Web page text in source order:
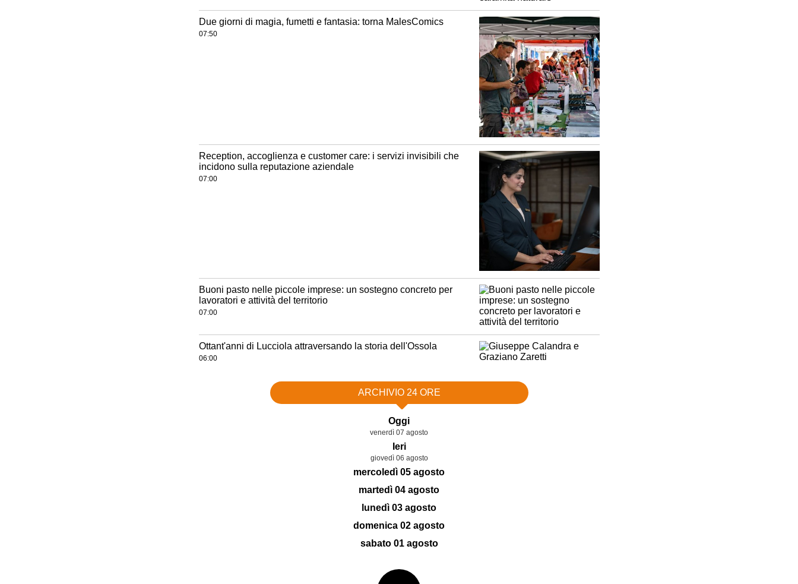
Due giorni di magia, fumetti e fantasia: torna MalesComics
07:50
Reception, accoglienza e customer care: i servizi invisibili che
incidono sulla reputazione aziendale
07:00
Buoni pasto nelle piccole imprese: un sostegno concreto per
lavoratori e attività del territorio
07:00
Ottant'anni di Lucciola attraversando la storia dell'Ossola
06:00
ARCHIVIO 24 ORE
Oggi
venerdì 07 agosto
Ieri
giovedì 06 agosto
mercoledì 05 agosto
martedì 04 agosto
lunedì 03 agosto
domenica 02 agosto
sabato 01 agosto